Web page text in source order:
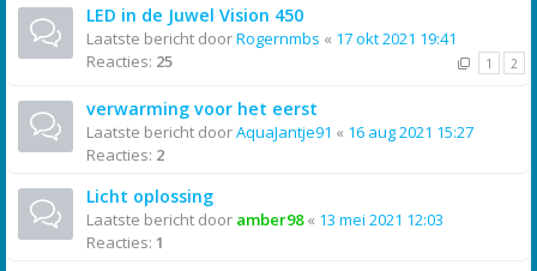
LED in de Juwel Vision 450
Laatste bericht doorRogernmbs « 17 okt 2021 19:41
Reacties: 25 1 2
verwarming voor het eerst
Laatste bericht doorAquaJantje91 « 16 aug 2021 15:27
Reacties: 2
Licht oplossing
Laatste bericht door amber98« 13 mei 2021 12:03
Reacties: 1